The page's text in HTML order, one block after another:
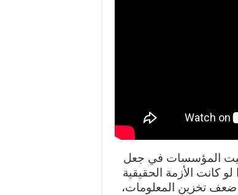
المؤسسات في جعل
كانت الأزمة الحقيقية
ضعف تخزين المعلومات،